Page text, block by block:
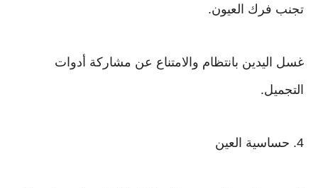
تجنب فرك العيون.
غسل اليدين بانتظام والامتناع عن مشاركة أدوات
التجميل.
4. حساسية العين